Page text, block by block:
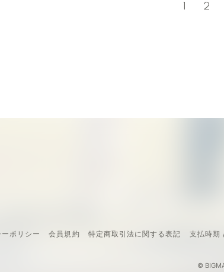
2
ポリシー 会員規約 特定商取引法に関する表記 支払時期
©